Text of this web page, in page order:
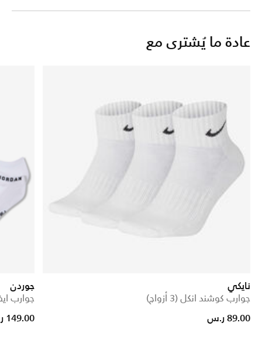
عادة ما يُشترى مع
نايكي
جوارب كوشند انكل (3 أزواج)
89.00 ر.س
جوردن
جوارب
149.00 ر.س